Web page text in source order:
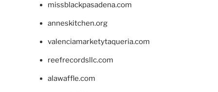
missblackpasadena.com
anneskitchen.org
valenciamarketytaqueria.com
reefrecordsllc.com
alawaffle.com